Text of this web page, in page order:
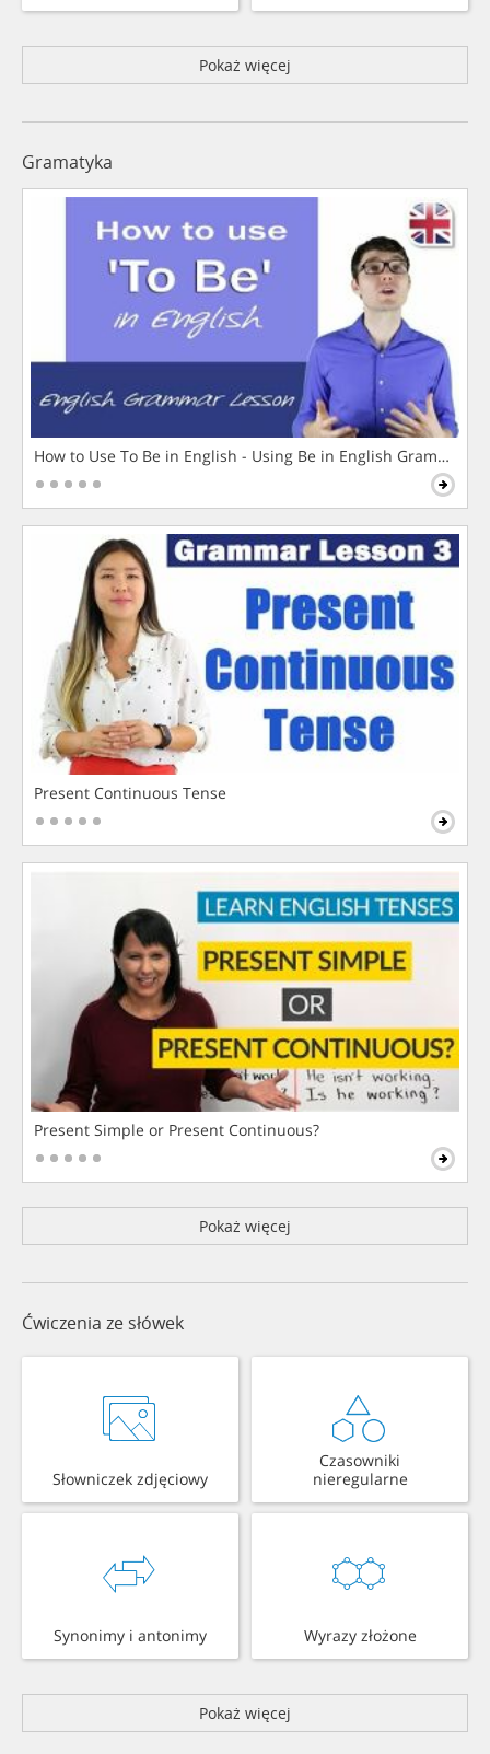
Pokaż więcej
Gramatyka
How to Use To Be in English - Using Be in English Grammar
Present Continuous Tense
Present Simple or Present Continuous?
Pokaż więcej
Ćwiczenia ze słówek
Słowniczek zdjęciowy
Czasowniki
nieregularne
Synonimy i antonimy Wyrazy złożone
Pokaż więcej